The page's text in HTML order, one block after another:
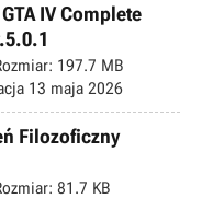
IV Complete
197.7 MB
13 maja 2026
Filozoficzny
81.7 KB